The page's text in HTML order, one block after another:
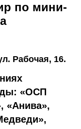
по мини-
Рабочая, 16.
«ОСП
«Анива»,